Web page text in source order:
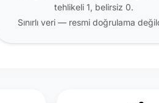
tehlikeli 1, belirsiz 0.
Sınırlı veri — resmi doğrulama